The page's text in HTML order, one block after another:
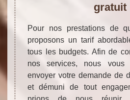
gratuit
Pour nos prestations de
proposons un tarif
tous les budgets. Afin de
nos services, nous
envoyer votre demande de
et démuni de tout